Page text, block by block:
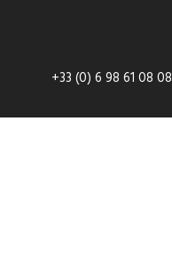
+33 (0) 6 98 61 08 08